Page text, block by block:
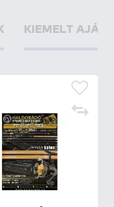
KIEMELT